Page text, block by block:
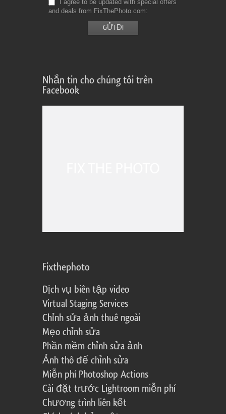
I agree to be updated with special offers
and deals from FixThePhoto.com
Nhắn tin cho chúng tôi trên
Facebook
Fixthephoto
Dịch vụ biên tập video
Virtual Staging Services
Chỉnh sửa ảnh thuê ngoài
Mẹo chỉnh sửa
Phần mềm chỉnh sửa ảnh
Ảnh thô để chỉnh sửa
Miễn phí Photoshop Actions
Cài đặt trước Lightroom miễn phí
Chương trình liên kết